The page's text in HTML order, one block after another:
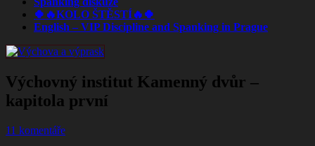
🍀🔥KOLO ŠTĚSTÍ🔥🍀
English – VIP Discipline and Spanking in Prague
Výchovný institut Kamenný dvůr –
kapitola první
11 komentáře